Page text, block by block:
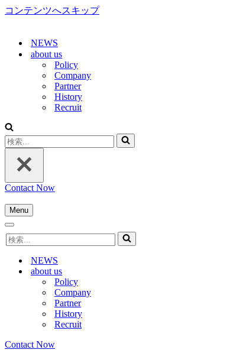
コンテンツへスキップ
NEWS
about us
Policy
Company
Partner
History
Recruit
検
索...
Contact Now
Menu
ナ
ゲ
シ
ョ
ナ
ビ
検
索...
NEWS
about us
Policy
Company
Partner
History
Recruit
Contact Now